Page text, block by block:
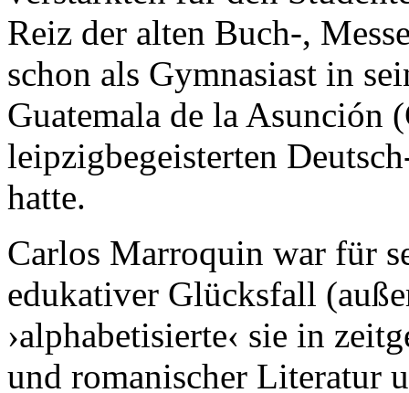
Reiz der alten Buch-,
schon als Gymnasiast in
Guatemala de la Asunción
leipzigbegeisterten
hatte.
Carlos Marroquin war für
edukativer Glücksfall
›alphabetisierte‹ sie in
und romanischer Literatur